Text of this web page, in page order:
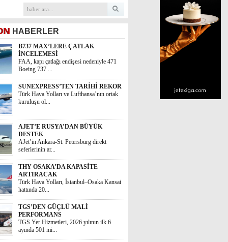
HABERLER
B737 MAX’LERE ÇATLAK
İNCELEMESİ
FAA, kapı çatlağı endişesi nedeniyle 471
Boeing 737 ...
SUNEXPRESS’TEN TARİHİ REKOR
Türk Hava Yolları ve Lufthansa’nın ortak
kuruluşu ol...
AJET’E RUSYA’DAN BÜYÜK
DESTEK
AJet’in Ankara-St. Petersburg direkt
seferlerinin ar...
THY OSAKA’DA KAPASİTE
ARTIRACAK
Türk Hava Yolları, İstanbul–Osaka Kansai
hattında 20...
TGS’DEN GÜÇLÜ MALİ
PERFORMANS
TGS Yer Hizmetleri, 2026 yılının ilk 6
ayında 501 mi...